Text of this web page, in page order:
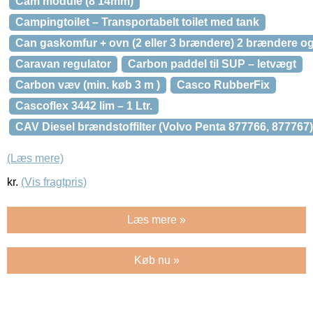
Campingtoilet – Transportabelt toilet med tank
Can gaskomfur + ovn (2 eller 3 brændere) 2 brændere
Caravan regulator
Carbon paddel til SUP – letvægt
Carbon væv (min. køb 3 m )
Casco RubberFix
Cascoflex 3442 lim – 1 Ltr.
CAV Diesel brændstoffilter (Volvo Penta 877766, 877767)
(Læs mere)
kr. (Vis fragtpris)
Læs mere »
Køb nu »